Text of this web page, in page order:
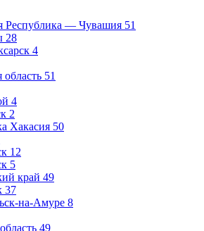
Республика — Чувашия 51
28
4
область 51
4
2
Хакасия 50
12
5
край 49
37
на-Амуре 8
49